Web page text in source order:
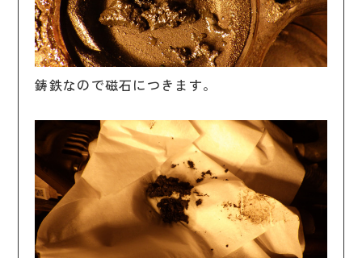
鋳鉄なので磁石につきます。